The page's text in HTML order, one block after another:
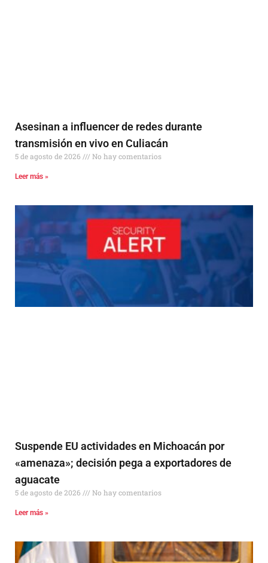
Asesinan a influencer de redes durante
transmisión en vivo en Culiacán
5 de agosto de 2026 No hay comentarios
Leer más »
Suspende EU actividades en Michoacán por
«amenaza»; decisión pega a exportadores de
aguacate
5 de agosto de 2026 No hay comentarios
Leer más »